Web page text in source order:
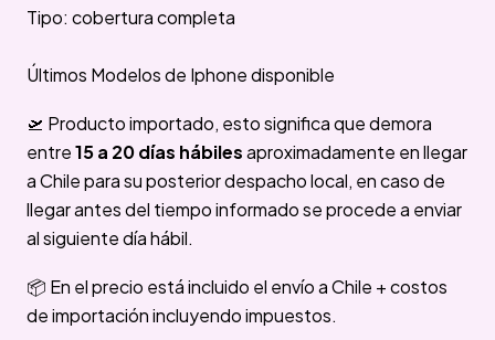
Tipo: cobertura completa
Últimos Modelos de Iphone disponible
🛫 Producto importado, esto significa que demora
entre15 a 20 días hábilesaproximadamente en llegar
a Chile para su posterior despacho local, en caso de
llegar antes del tiempo informado se procede a enviar
al siguiente día hábil.
📦 En el precio está incluido el envío a Chile + costos
de importación incluyendo impuestos.